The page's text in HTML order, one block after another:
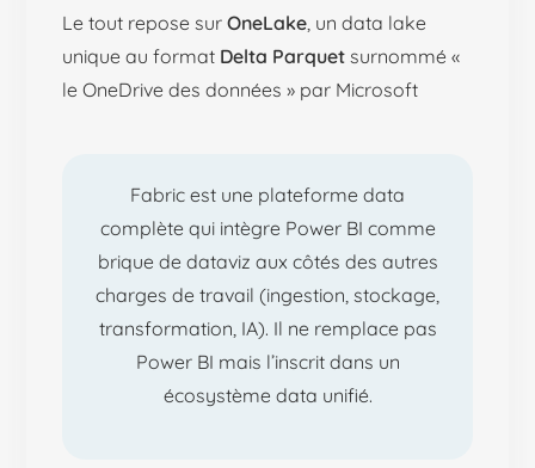
Le tout repose surOneLake, un data lake
unique au format Delta Parquet surnommé «
le OneDrive des données » par Microsoft
Fabric est une plateforme data
complète qui intègre Power BI comme
brique de dataviz aux côtés des autres
charges de travail (ingestion, stockage,
transformation, IA). Il ne remplace pas
Power BI mais l’inscrit dans un
écosystème data unifié.